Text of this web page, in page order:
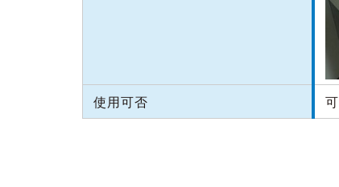
使用可否 可